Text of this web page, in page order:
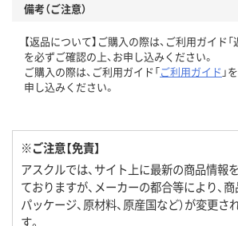
備考（ご注意）
【返品について】ご購入の際は、ご利用ガイド「
を必ずご確認の上、お申し込みください。
ご購入の際は、ご利用ガイド「ご利用ガイド 」
申し込みください。
※ご注意【免責】
アスクルでは、サイト上に最新の商品情報
ておりますが、メーカーの都合等により、商
パッケージ、原材料、原産国など）が変更
す。